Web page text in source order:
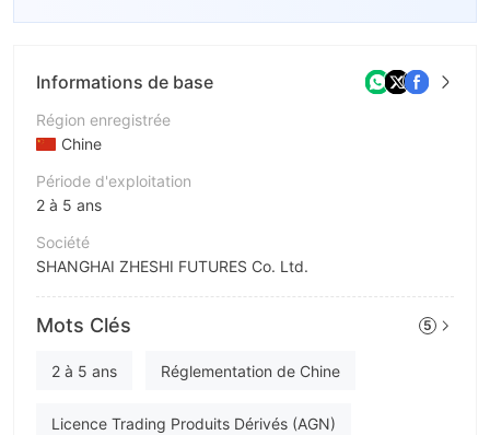
Informations de base
Région enregistrée
Chine
Période d'exploitation
2 à 5 ans
Société
SHANGHAI ZHESHI FUTURES Co. Ltd.
Abréviation
SHANGHAI ZHESHI FUTURES Co. Ltd
Personnel
Mots Clés 5
2 à 5 ans Réglementation de Chine
Licence Trading Produits Dérivés (AGN)